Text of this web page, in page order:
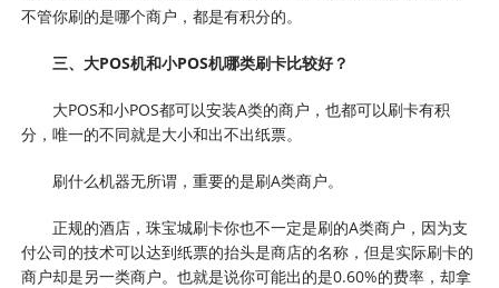
不管你刷的是哪个商户，都是有积分的。
三、大POS机和小POS机哪类刷卡比较好？
大POS和小POS都可以安装A类的商户，也都可以刷卡有积
分，唯一的不同就是大小和出不出纸票。
刷什么机器无所谓，重要的是刷A类商户。
正规的酒店，珠宝城刷卡你也不一定是刷的A类商户，因为支
付公司的技术可以达到纸票的抬头是商店的名称，但是实际刷卡的
商户却是另一类商户。也就是说你可能出的是0.60%的费率，却拿